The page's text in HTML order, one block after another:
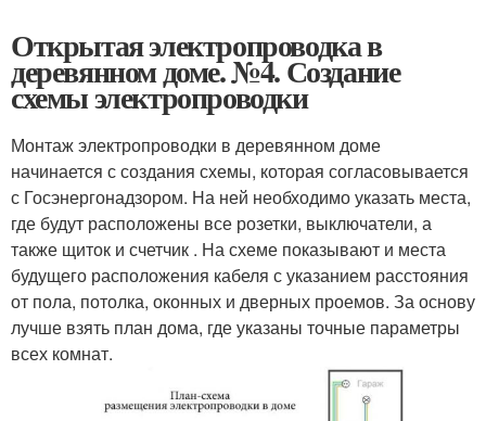
Открытая электропроводка в
деревянном доме. №4. Создание
схемы электропроводки
Монтаж электропроводки в деревянном доме
начинается с создания схемы, которая согласовывается
с Госэнергонадзором. На ней необходимо указать места,
где будут расположены все розетки, выключатели, а
также щиток и счетчик . На схеме показывают и места
будущего расположения кабеля с указанием расстояния
от пола, потолка, оконных и дверных проемов. За основу
лучше взять план дома, где указаны точные параметры
всех комнат.